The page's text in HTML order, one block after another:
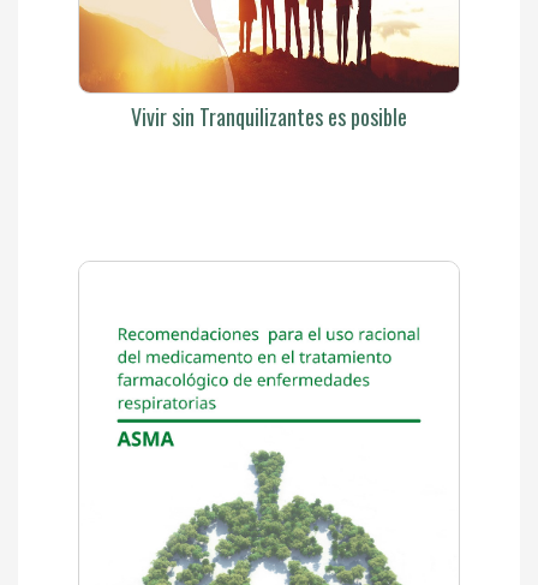
Vivir sin Tranquilizantes es posible